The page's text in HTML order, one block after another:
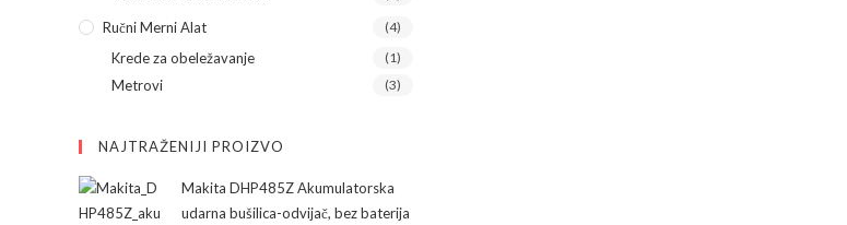
Ručni Merni Alat (4)
Krede za obeležavanje (1)
Metrovi (3)
NAJTRAŽENIJI PROIZVO
Makita DHP485Z Akumulatorska
udarna bušilica-odvijač, bez baterija